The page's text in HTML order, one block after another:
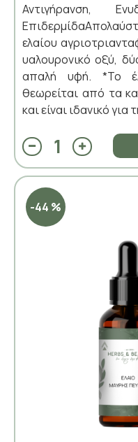
Αντιγήρανση,
ελαίου
υαλουρονικό οξύ,
απαλή υφή. *Το
θεωρείται από τα
και είναι ιδανικό για
-44 %